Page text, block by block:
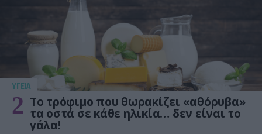
ΥΓΕΙΑ
2 Το τρόφιμο που θωρακίζει «αθόρυβα»
τα οστά σε κάθε ηλικία… δεν είναι το
γάλα!